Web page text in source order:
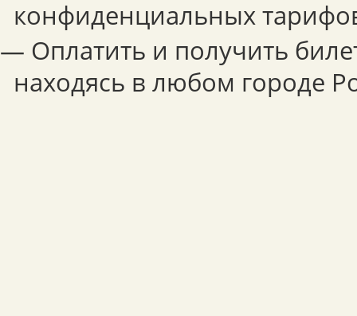
конфиденциальных
— Оплатить и получить
находясь в любом городе